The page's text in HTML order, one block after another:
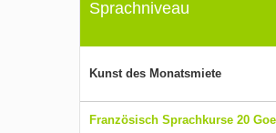
Sprachniveau
Kunst des Monatsmiete
Französisch Sprachkurse 20